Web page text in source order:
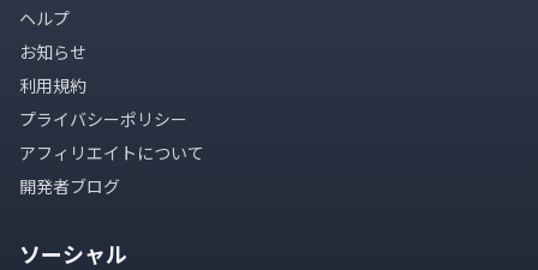
ヘルプ
お知らせ
利用規約
プライバシーポリシー
アフィリエイトについて
開発者ブログ
ソーシャル